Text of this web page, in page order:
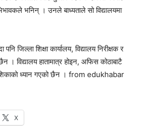
भनिन् । उनले बाध्यताले सो विद्यालयमा
जिल्ला शिक्षा कार्यालय, विद्यालय निरीक्षक र
। विद्यालय हातामात्र होइन, अफिस कोठाबाटै
ध्यान गएको छैन । from edukhabar
X